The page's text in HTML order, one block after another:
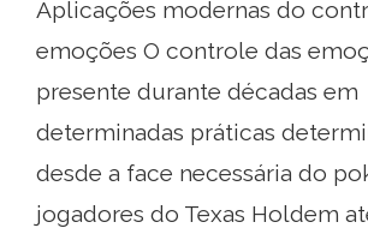
Aplicações modernas do
emoções O controle das
presente durante décadas em
determinadas práticas
desde a face necessária do
jogadores do Texas Holdem